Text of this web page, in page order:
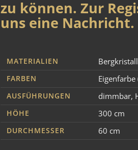
zu können. Zur
uns eine Nachricht.
MATERIALIEN Bergkristall
FARBEN Eigenfarbe
AUSFÜHRUNGEN dimmbar,
HÖHE 300 cm
DURCHMESSER 60 cm